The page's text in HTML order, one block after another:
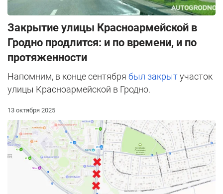
Закрытие улицы Красноармейской в
Гродно продлится: и по времени, и по
протяженности
Напомним, в конце сентября был закрытучасток
улицы Красноармейской в Гродно.
13 октября 2025